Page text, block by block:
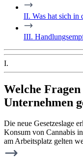
II. Was hat sich in
III.
I.
Welche
Unternehmen
Die neue Gesetzeslage
Konsum von Cannabis
am Arbeitsplatz gelten